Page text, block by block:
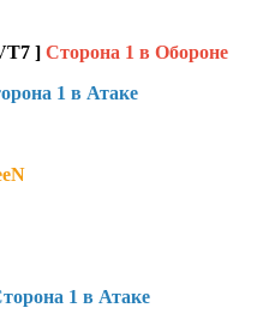
] Сторона 1 в Обороне
1 в Атаке
1 в Атаке